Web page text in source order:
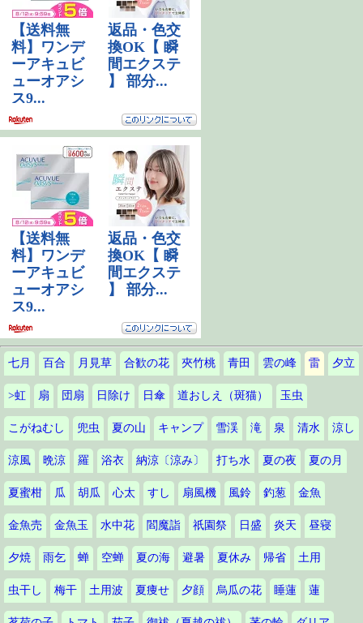
七月 百合 月見草 合歓の花 夾竹桃 青田 雲の峰 雷 夕立
>虹 扇 団扇 日除け 日傘 道おしえ（斑猫） 玉虫
こがねむし 兜虫 夏の山 キャンプ 雪渓 滝 泉 清水 涼し
涼風 晩涼 羅 浴衣 納涼〔涼み〕 打ち水 夏の夜 夏の月
夏蜜柑 瓜 胡瓜 心太 すし 扇風機 風鈴 釣葱 金魚
金魚売 金魚玉 水中花 閻魔詣 祇園祭 日盛 炎天 昼寝
夕焼 雨乞 蝉 空蝉 夏の海 避暑 夏休み 帰省 土用
虫干し 梅干 土用波 夏痩せ 夕顔 烏瓜の花 睡蓮 蓮